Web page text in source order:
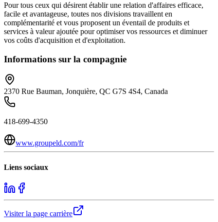
Pour tous ceux qui désirent établir une relation d'affaires efficace,
facile et avantageuse, toutes nos divisions travaillent en
complémentarité et vous proposent un éventail de produits et
services à valeur ajoutée pour optimiser vos ressources et diminuer
vos coûts d'acquisition et d'exploitation.
Informations sur la compagnie
2370 Rue Bauman, Jonquière, QC G7S 4S4, Canada
418-699-4350
www.groupeld.com/fr
Liens sociaux
Visiter la page carrière